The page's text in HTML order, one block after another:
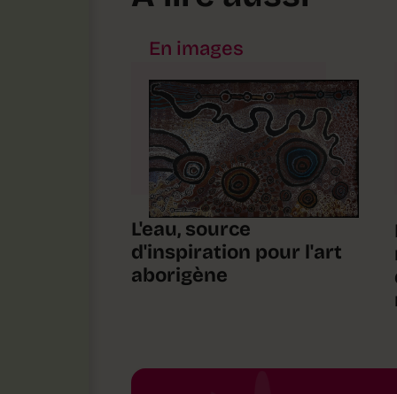
En images
L'eau, source
d'inspiration pour l'art
aborigène